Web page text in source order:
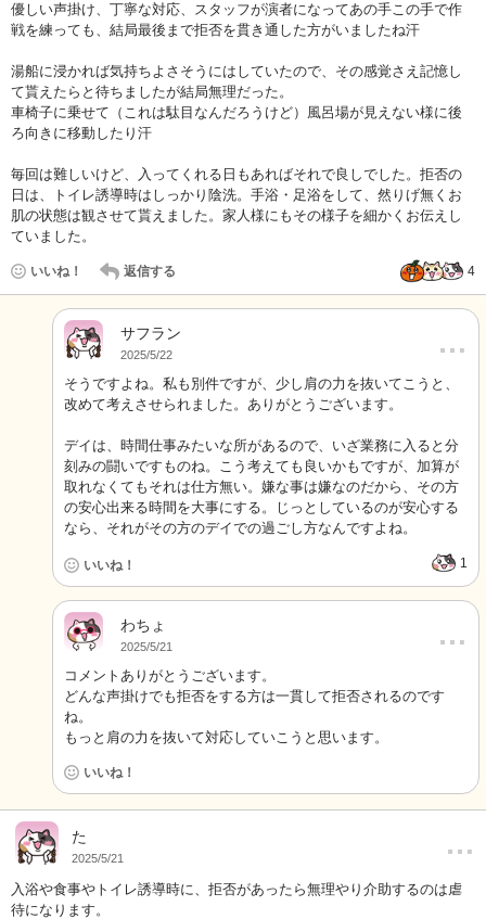
優しい声掛け、丁寧な対応、スタッフが演者になってあの手この手で作
戦を練っても、結局最後まで拒否を貫き通した方がいましたね汗
湯船に浸かれば気持ちよさそうにはしていたので、その感覚さえ記憶し
て貰えたらと待ちましたが結局無理だった。
車椅子に乗せて（これは駄目なんだろうけど）風呂場が見えない様に後
ろ向きに移動したり汗
毎回は難しいけど、入ってくれる日もあればそれで良しでした。拒否の
日は、トイレ誘導時はしっかり陰洗。手浴・足浴をして、然りげ無くお
肌の状態は観させて貰えました。家人様にもその様子を細かくお伝えし
ていました。
いいね！ 返信する 4
サフラン
2025/5/22 …
そうですよね。私も別件ですが、少し肩の力を抜いてこうと、
改めて考えさせられました。ありがとうございます。
デイは、時間仕事みたいな所があるので、いざ業務に入ると分
刻みの闘いですものね。こう考えても良いかもですが、加算が
取れなくてもそれは仕方無い。嫌な事は嫌なのだから、その方
の安心出来る時間を大事にする。じっとしているのが安心する
なら、それがその方のデイでの過ごし方なんですよね。
いいね！ 1
わちょ
2025/5/21 …
コメントありがとうございます。
どんな声掛けでも拒否をする方は一貫して拒否されるのです
ね。
もっと肩の力を抜いて対応していこうと思います。
いいね！
た
2025/5/21 …
入浴や食事やトイレ誘導時に、拒否があったら無理やり介助するのは虐
待になります。